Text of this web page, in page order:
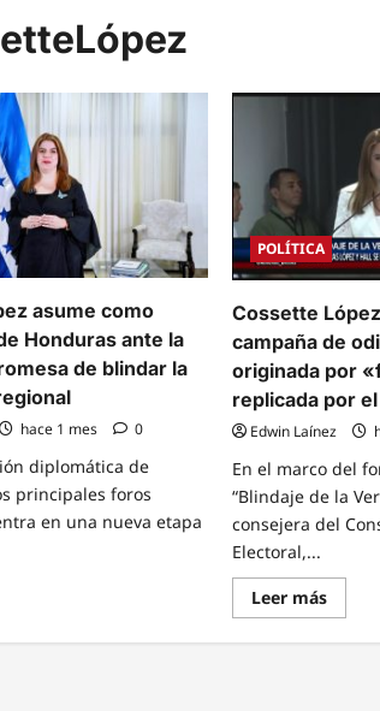
asume como
Honduras ante la
de blindar la
hace 1 mes 0
diplomática de
principales foros
en una nueva etapa
POLÍTICA
Cossette
campaña de
originada por
replicada por
Edwin Laínez
En el marco del
“Blindaje de la
consejera del
Electoral,...
Leer másRead
more